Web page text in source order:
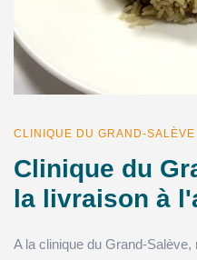
CLINIQUE DU GRAND-SALÈVE
Clinique du
la livraison à
A la clinique du Grand-